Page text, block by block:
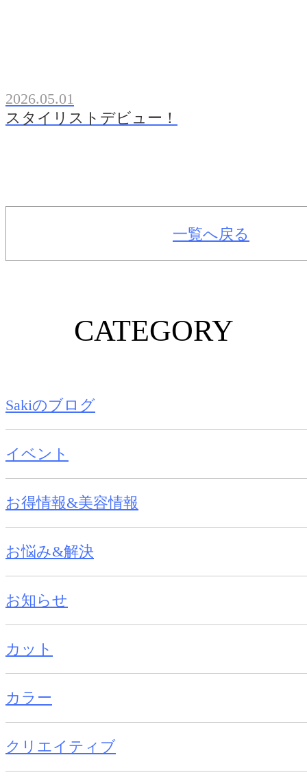
2026.05.01
スタイリストデビュー！
一覧へ戻る
CATEGORY
Sakiのブログ
イベント
お得情報&美容情報
お悩み&解決
お知らせ
カット
カラー
クリエイティブ